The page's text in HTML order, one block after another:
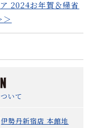
2024お年賀＆帰省
＞
いて
伊勢丹新宿店 本館地